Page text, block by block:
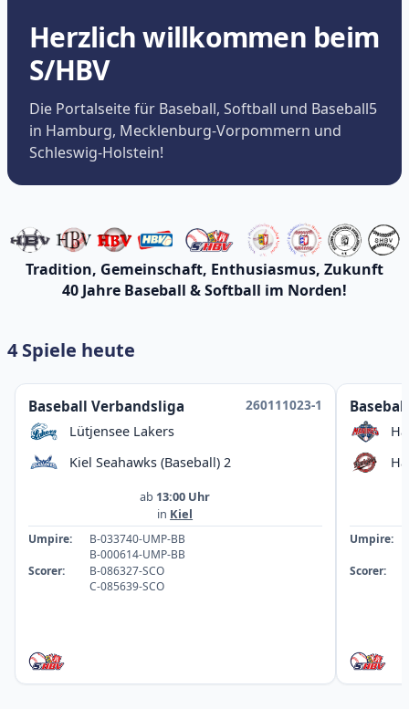
Herzlich willkommen beim
S/HBV
Die Portalseite für Baseball, Softball und Baseball5
in Hamburg, Mecklenburg-Vorpommern und
Schleswig-Holstein!
Tradition, Gemeinschaft, Enthusiasmus, Zukunft
40 Jahre Baseball & Softball im Norden!
4 Spiele heute
Baseball Verbandsliga
260111023-1
Lütjensee Lakers
Kiel Seahawks (Baseball) 2
ab 13:00 Uhr
in Kiel
Umpire:
B-033740-UMP-BB
B-000614-UMP-BB
Scorer:
B-086327-SCO
C-085639-SCO
Umpire:
Scorer: